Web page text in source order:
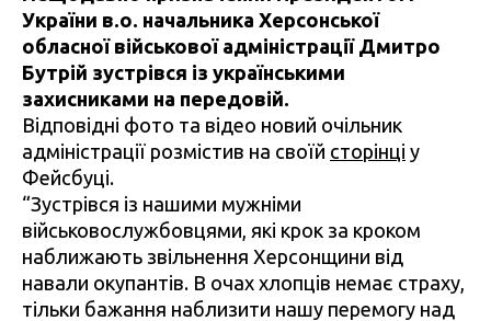
України в.о. начальника Херсонської
обласної військової адміністрації Дмитро
Бутрій зустрівся із українськими
захисниками на передовій.
Відповідні фото та відео новий очільник
адміністрації розмістив на своїй сторінці у
Фейсбуці.
“Зустрівся із нашими мужніми
військовослужбовцями, які крок за кроком
наближають звільнення Херсонщини від
навали окупантів. В очах хлопців немає страху,
тільки бажання наблизити нашу перемогу над